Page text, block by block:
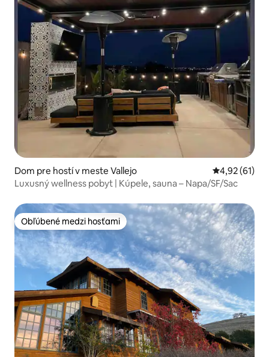
Dom pre hostí v meste Vallejo Priemerné
4,92 (61)
Luxusný wellness pobyt | Kúpele, sauna – Napa/SF/Sac
Obľúbené medzi hosťami
Obľúbené medzi hosťami